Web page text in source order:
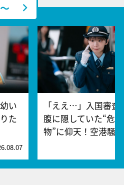
い
た
「ええ…」入国審査
腹に隠していた“危
物”に仰天！空港騒